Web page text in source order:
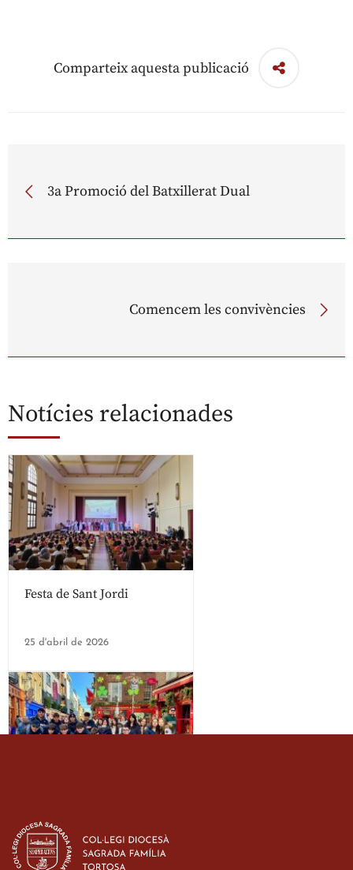
Comparteix aquesta publicació
3a Promoció del Batxillerat Dual
Comencem les convivències
Notícies relacionades
Festa de Sant Jordi
25 d'abril de 2026
d’ESO-BSD a Irlanda
23 de març de 2026